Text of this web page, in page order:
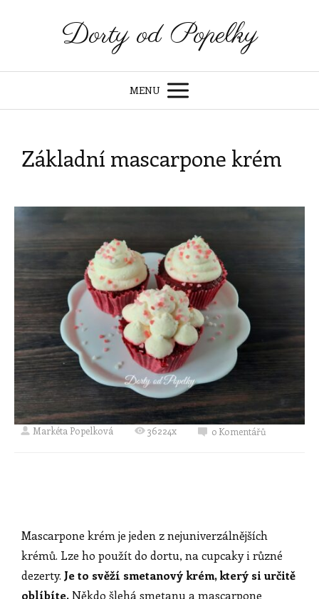
Dorty od Popelky
MENU
Základní mascarpone krém
Markéta Popelková 36224x 0 Komentářů
Mascarpone krém je jeden z nejuniverzálnějších
krémů. Lze ho použít do dortu, na cupcaky i různé
dezerty. Je to svěží smetanový krém, který si určitě
oblíbíte. Někdo šlehá smetanu a mascarpone